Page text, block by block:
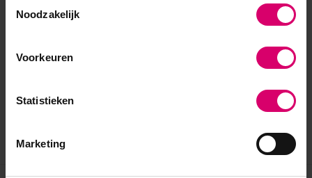
Noodzakelijk
Voorkeuren
Statistieken
Marketing